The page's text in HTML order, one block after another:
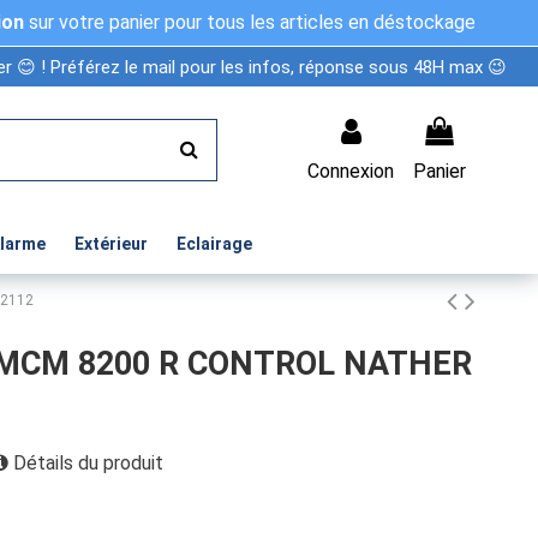
sur votre panier pour tous les articles en déstockage
😊 ! Préférez le mail pour les infos, réponse sous 48H max 😉
Connexion Panier
Extérieur Eclairage
8200 R CONTROL NATHER
Détails du produit